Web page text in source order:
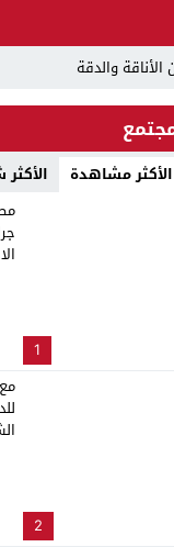
الأكثر مشاهدة
1
2